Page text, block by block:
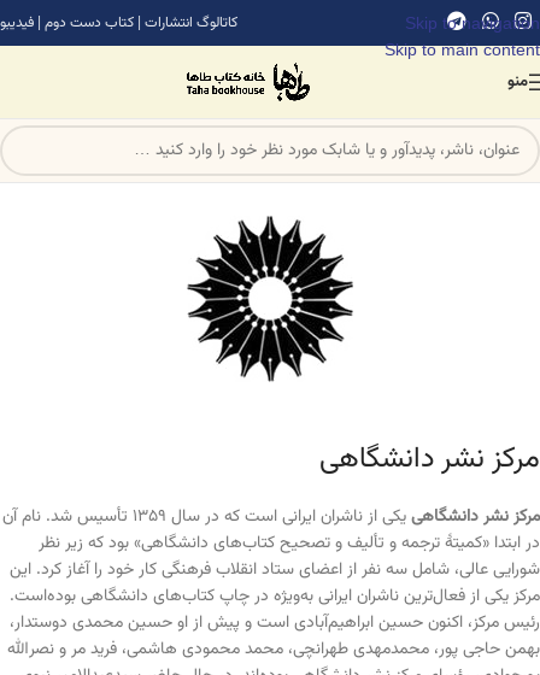
Skip to navigation
Skip to main content
کاتالوگ انتشارات | کتاب دست دوم | فیدیبو
منو
مرکز نشر دانشگاهی
مرکز نشر دانشگاهی
یکی از ناشران ایرانی است که در سال ۱۳۵۹ تأسیس شد. نام آن
در ابتدا «کمیتهٔ ترجمه و تألیف و تصحیح کتاب‌های دانشگاهی» بود که زیر نظر
شورایی عالی، شامل سه نفر از اعضای ستاد انقلاب فرهنگی کار خود را آغاز کرد. این
مرکز یکی از فعال‌ترین ناشران ایرانی به‌ویژه در چاپ کتاب‌های دانشگاهی بوده‌است.
رئیس مرکز، اکنون حسین ابراهیم‌آبادی است و پیش از او حسین محمدی دوستدار،
بهمن حاجی پور، محمدمهدی طهرانچی، محمد محمودی هاشمی، فرید مر و نصرالله